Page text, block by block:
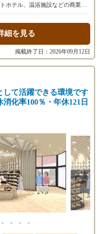
円
円～295,953円
86,619円～104,047円（月45時間
過分は別途支給。
（前年実績：計3ヵ月分）
その他労働条件に変更はありませ
ホテル、温浴施設などの商業施
補助およびCADオペレーター業
図・展開図・詳細図などを作
社内のデザイナーの指示に基
ます。 ・付随する資料作成 ク
ョン資料や仕上げ表の作成を担
適性に応じて） 図面と実際の
理の補助業務をお任せする場合
成を通じて、専門的なスキルを
す。
細を見る
掲載終了日：2026年09月12日
して活躍できる環境です
化率100％・年休121日